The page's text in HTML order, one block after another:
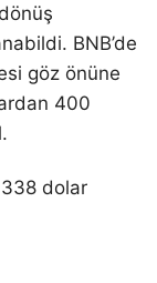
BNB’de
göz önüne
400
338 dolar